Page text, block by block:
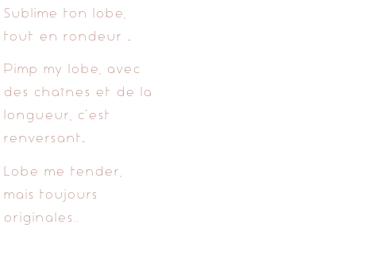
Sublime ton lobe,
tout en rondeur …
Pimp my lobe, avec
des chaînes et de la
longueur, c’est
renversant…
Lobe me tender,
mais toujours
originales..